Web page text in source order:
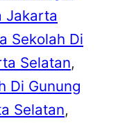
Jakarta
Sekolah Di
Selatan
Di Gunung
Selatan